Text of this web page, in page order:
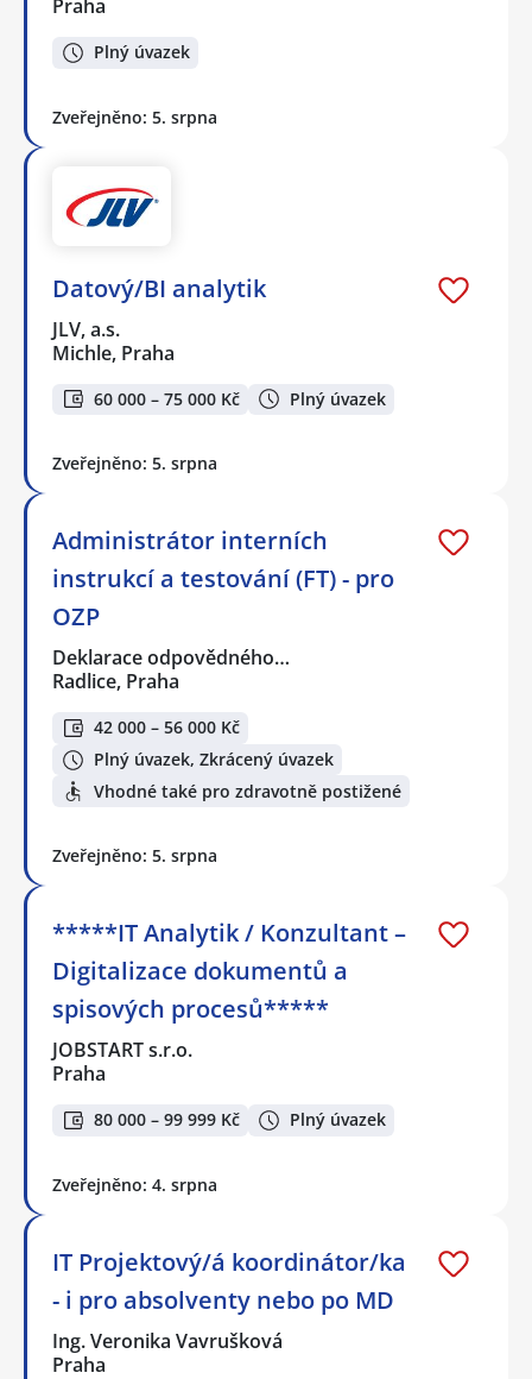
Praha
Plný úvazek
Zveřejněno: 5. srpna
Datový/BI analytik
JLV, a.s.
Michle, Praha
60 000 – 75 000 Kč Plný úvazek
Zveřejněno: 5. srpna
Administrátor interních
instrukcí a testování (FT) - pro
OZP
Deklarace odpovědného…
Radlice, Praha
42 000 – 56 000 Kč
Plný úvazek, Zkrácený úvazek
Vhodné také pro zdravotně postižené
Zveřejněno: 5. srpna
*****IT Analytik / Konzultant –
Digitalizace dokumentů a
spisových procesů*****
JOBSTART s.r.o.
Praha
80 000 – 99 999 Kč Plný úvazek
Zveřejněno: 4. srpna
IT Projektový/á koordinátor/ka
- i pro absolventy nebo po MD
Ing. Veronika Vavrušková
Praha